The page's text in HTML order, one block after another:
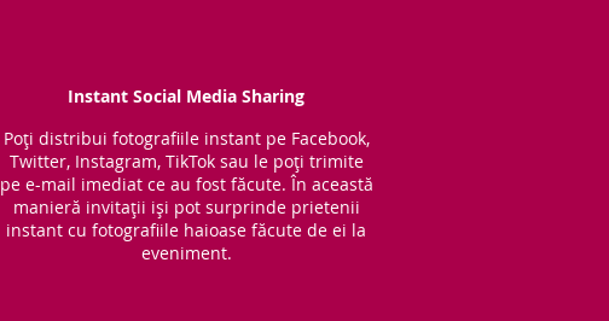
Instant Social Media Sharing
Poți distribui fotografiile instant pe Facebook,
Twitter, Instagram, TikTok sau le poți trimite
pe e-mail imediat ce au fost făcute. În această
manieră invitații iși pot surprinde prietenii
instant cu fotografiile haioase făcute de ei la
eveniment.